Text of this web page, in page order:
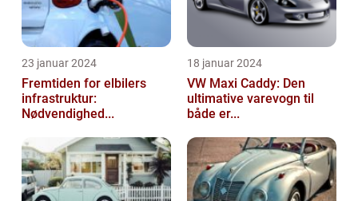
23 januar 2024
Fremtiden for elbilers
infrastruktur:
Nødvendighed...
18 januar 2024
VW Maxi Caddy: Den
ultimative varevogn til
både er...